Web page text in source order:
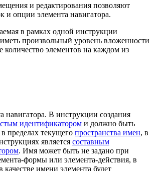
и редактирования позволяют
и опции элемента навигатора.
в рамках одной инструкции
произвольный уровень вложенности
количество элементов на каждом из
навигатора. В инструкции создания
идентификатором и должно быть
пределах текущего пространства имен, в
является составным
. Имя может быть не задано при
формы или элемента-действия, в
качестве имени элемента будет